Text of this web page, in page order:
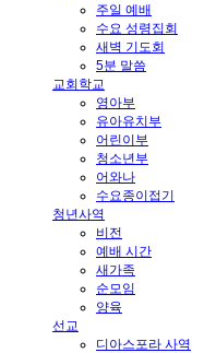
주일 예배
수요 성령집회
새벽 기도회
5분 말씀
교회학교
영아부
유아유치부
어린이부
청소년부
어와나
수요종이접기
청년사역
비전
예배 시간
새가족
순모임
양육
선교
디아스포라 사역